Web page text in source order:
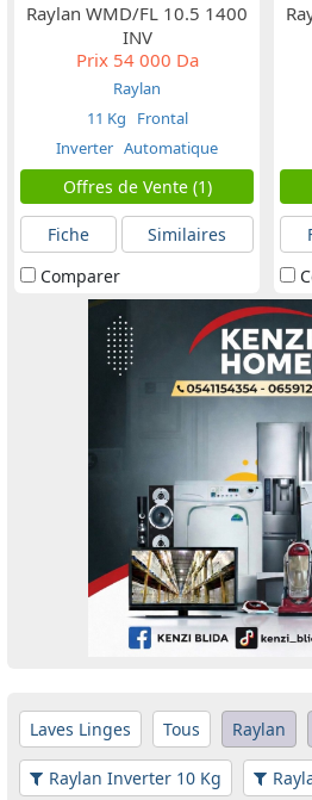
Raylan WMD/FL 10.5 1400
INV
Prix54 000 Da
Raylan
11 Kg
Frontal
Inverter Automatique
Offres de Vente (1)
Fiche
Similaires
Comparer
Laves Linges Tous Raylan
Raylan Inverter 10 Kg